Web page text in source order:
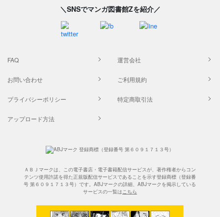
＼SNSでマンガ図書館Zを紹介／
FAQ 運営会社
お問い合わせ ご利用規約
プライバシーポリシー 特定商取引法
アップロード方法
ＡＢＪマークは、この電子書店・電子書籍配信サービスが、著作権者からコン
テンツ使用許諾を得た正規版配信サービスであることを示す登録商標（登録番
号 第６０９１７１３号）です。ABJマークの詳細、ABJマークを掲示している
サービスの一覧はこちら